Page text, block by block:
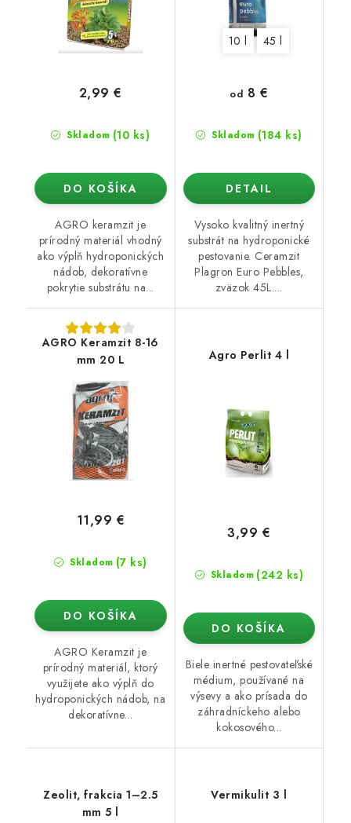
Skladom (10 ks)
2,99 €
DO KOŠÍKA
AGRO keramzit je
prírodný materiál vhodný
ako výplň hydroponických
nádob, dekoratívne
pokrytie substrátu na...
10 l 45 l
Skladom (184 ks)
od 8 €
DETAIL
Vysoko kvalitný inertný
substrát na hydroponické
pestovanie. Ceramzit
Plagron Euro Pebbles,
zväzok 45L....
AGRO Keramzit 8-16
mm 20 L
Skladom (7 ks)
11,99 €
DO KOŠÍKA
AGRO Keramzit je
prírodný materiál, ktorý
využijete ako výplň do
hydroponických nádob, na
dekoratívne...
Agro Perlit 4 l
Skladom (242 ks)
3,99 €
DO KOŠÍKA
Biele inertné pestovateľské
médium, používané na
výsevy a ako prísada do
záhradníckeho alebo
kokosového...
Zeolit, frakcia 1–2.5
mm 5 l
Vermikulit 3 l